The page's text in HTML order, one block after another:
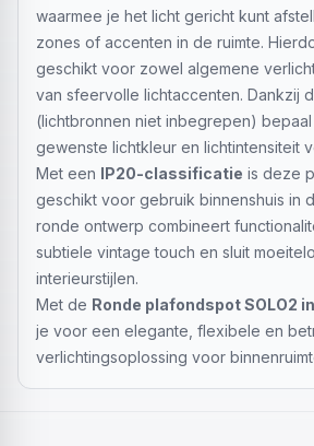
waarmee je het licht gericht kunt
zones of accenten in de ruimte.
geschikt voor zowel algemene
van sfeervolle lichtaccenten. Dankzij
(lichtbronnen niet inbegrepen)
gewenste lichtkleur en lichtintensiteit
Met een IP20-classificatie is deze
geschikt voor gebruik binnenshuis in
ronde ontwerp combineert
subtiele vintage touch en sluit
interieurstijlen.
Met de Ronde plafondspot SOLO2
je voor een elegante, flexibele en
verlichtingsoplossing voor